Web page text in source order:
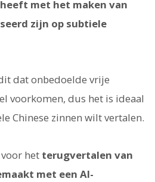
met het maken van
zijn op subtiele
dat onbedoelde vrije
voorkomen, dus het is ideaal
Chinese zinnen wilt vertalen.
het terugvertalen van
met een AI-